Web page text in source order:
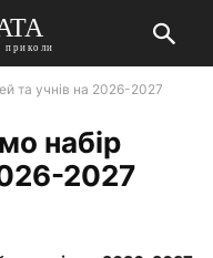
приколи
та учнів на 2026-2027
набір
2027